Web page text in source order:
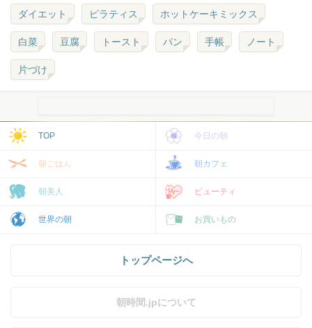
ダイエット ピラティス ホットケーキミックス
白菜 豆腐 トースト パン 手帳 ノート
片づけ
TOP 今日の朝
朝ごはん 朝カフェ
朝美人 ビューティ
世界の朝 お買いもの
トップページへ
朝時間.jpについて